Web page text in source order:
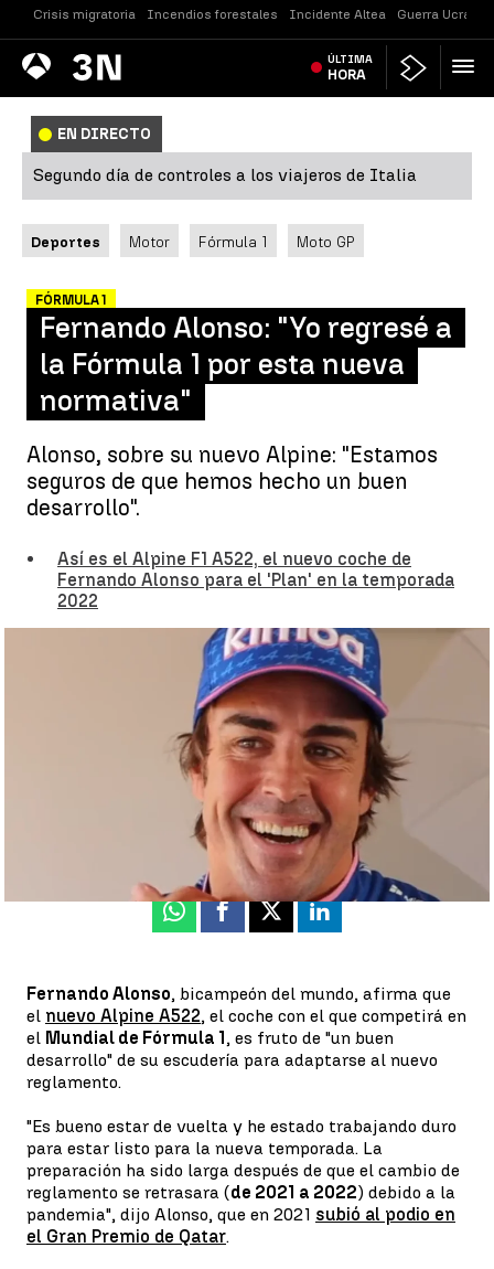
Crisis migratoria Incendios forestales Incidente Altea Guerra Ucrania
Antena
3 Noticias ÚLTIMA
HORA
EN DIRECTO
Segundo día de controles a los viajeros de Italia
Deportes Motor Fórmula 1 Moto GP
FÓRMULA 1
Fernando Alonso: "Yo regresé a
la Fórmula 1 por esta nueva
normativa"
Alonso, sobre su nuevo Alpine: "Estamos
seguros de que hemos hecho un buen
desarrollo".
Así es el Alpine F1 A522, el nuevo coche de
Fernando Alonso para el 'Plan' en la temporada
2022
Fernando Alonso: "Yo regresé a la Fórmula 1 por esta nueva
normativa" |
Luis F. Castillo
22 de febrero de 2022, 08:34
Whatsapp
Facebook
X Linkedin
Fernando Alonso, bicampeón del mundo, afirma que
el nuevo Alpine A522, el coche con el que competirá en
el Mundial de Fórmula 1, es fruto de "un buen
desarrollo" de su escudería para adaptarse al nuevo
reglamento.
"Es bueno estar de vuelta y he estado trabajando duro
para estar listo para la nueva temporada. La
preparación ha sido larga después de que el cambio de
reglamento se retrasara (de 2021 a 2022) debido a la
pandemia", dijo Alonso, que en 2021 subió al podio en
el Gran Premio de Qatar.